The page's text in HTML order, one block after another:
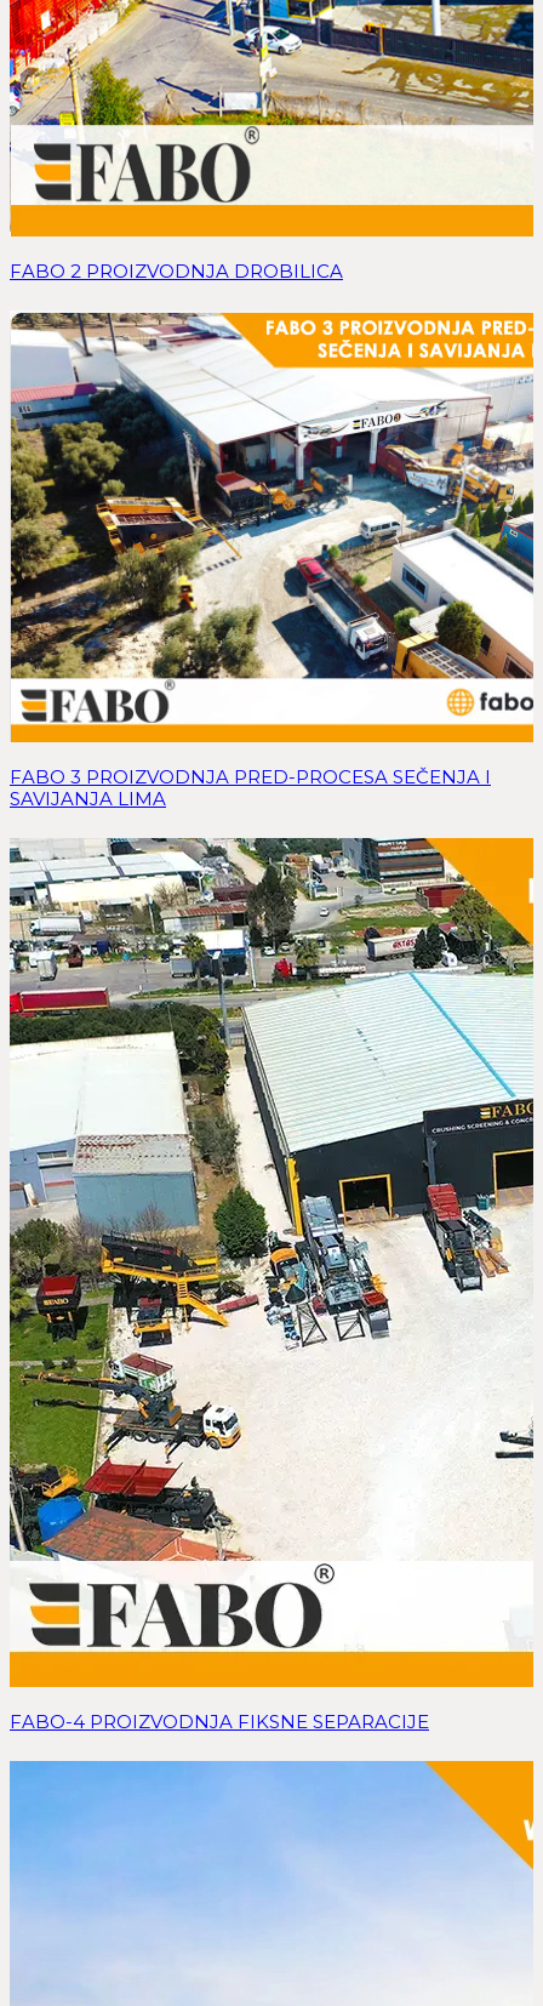
FABO 2 PROIZVODNJA DROBILICA
FABO 3 PROIZVODNJA PRED-PROCESA SEČENJA I
SAVIJANJA LIMA
FABO-4 PROIZVODNJA FIKSNE SEPARACIJE